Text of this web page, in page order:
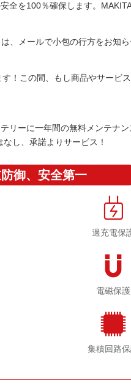
全を100％確保します。
、メールで小包の行方をお知ら
！この間、もし商品やサービ
リーに一年間の無料メンテナ
し、承諾よりサービス！
御、安全第一
過充電保
電磁保護
集積回路